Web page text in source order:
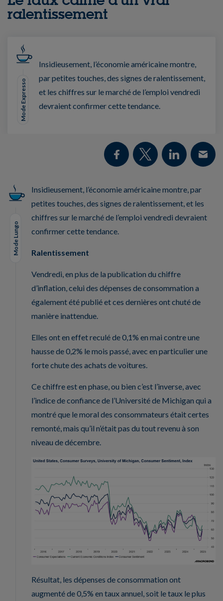
ralentissement
Mode Expresso
Insidieusement, l’économie américaine montre,
par petites touches, des signes de ralentissement,
et les chiffres sur le marché de l’emploi vendredi
devraient confirmer cette tendance.
Mode Lungo
Insidieusement, l’économie américaine montre, par
petites touches, des signes de ralentissement, et les
chiffres sur le marché de l’emploi vendredi devraient
confirmer cette tendance.
Ralentissement
Vendredi, en plus de la publication du chiffre
d’inflation, celui des dépenses de consommation a
également été publié et ces dernières ont chuté de
manière inattendue.
Elles ont en effet reculé de 0,1% en mai contre une
hausse de 0,2% le mois passé, avec en particulier une
forte chute des achats de voitures.
Ce chiffre est en phase, ou bien c’est l’inverse, avec
l’indice de confiance de l’Université de Michigan qui a
montré que le moral des consommateurs était certes
remonté, mais qu’il n’était pas du tout revenu à son
niveau de décembre.
Résultat, les dépenses de consommation ont
augmenté de 0,5% en taux annuel, soit le taux le plus